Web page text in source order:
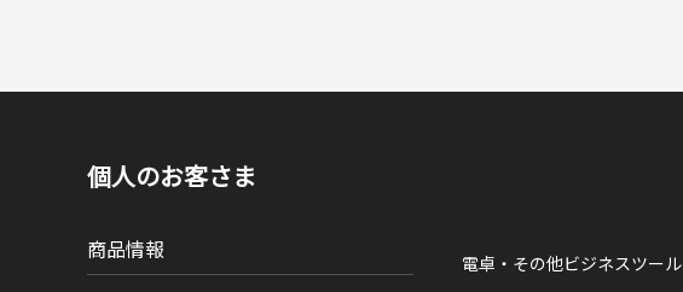
個人のお客さま
商品情報 電卓・その他ビジネスツール